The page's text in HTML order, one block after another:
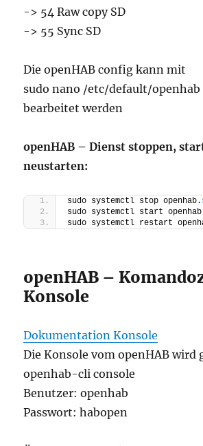
-> 54 Raw copy SD
-> 55 Sync SD
Die openHAB config kann mit
sudo nano /etc/default/openhab
bearbeitet werden
openHAB – Dienst stoppen,
neustarten:
sudo systemctl stop openhab.
sudo systemctl start
sudo systemctl restart
openHAB –
Konsole
Dokumentation Konsole
Die Konsole vom openHAB wird
openhab-cli console
Benutzer: openhab
Passwort: habopen